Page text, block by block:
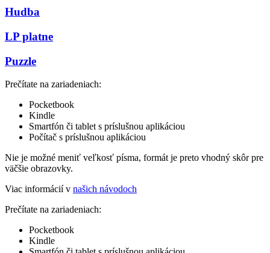
Hudba
LP platne
Puzzle
Prečítate na zariadeniach:
Pocketbook
Kindle
Smartfón či tablet s príslušnou aplikáciou
Počítač s príslušnou aplikáciou
Nie je možné meniť veľkosť písma, formát je preto vhodný skôr pre
väčšie obrazovky.
Viac informácií v našich návodoch
Prečítate na zariadeniach:
Pocketbook
Kindle